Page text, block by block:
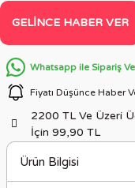
GELINCE HABER VER
Whatsapp ile Sipariş
Fiyatı Düşünce Haber
2200 TL Ve Üzeri
İçin 99,90 TL
Ürün Bilgisi